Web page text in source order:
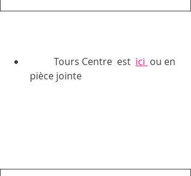
	Tours Centre  est
ici ou en
pièce jointe